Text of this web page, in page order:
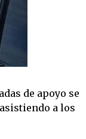
de apoyo se
a los